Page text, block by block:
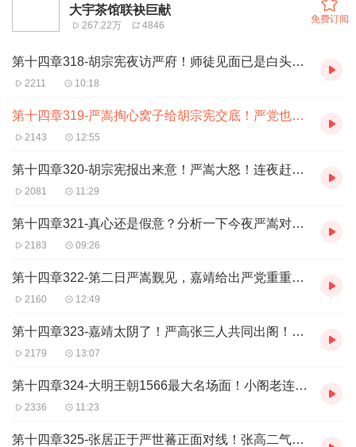
大宇茶馆联袂巨献
267.22万 4846
免费订阅
第十四章318-胡宗宪夜访严府！师徒见面已是白头师弟，唏嘘不已！
2211 10:18
第十四章319-严嵩掏心窝子给胡宗宪交底！严党也有真情在！
2143 12:55
第十四章320-胡宗宪报出来意！严嵩大怒！连夜赶走胡宗宪！
2081 11:29
第十四章321-真心还是假意？分析一下今夜严嵩对胡宗宪的表态是否是真的！
2183 09:26
第十四章322-第二日严嵩觐见，嘉靖给出严党重重一击！内阁大调整！
2160 12:49
第十四章323-嘉靖太阴了！严高张三人共同出阁！严党重大打击，清流也生裂痕！
2179 13:07
第十四章324-大明王朝1566最大名场面！小阁老连爆金句！
2336 11:23
第十四章325-张居正于严世蕃正面对线！张高二气严世蕃！